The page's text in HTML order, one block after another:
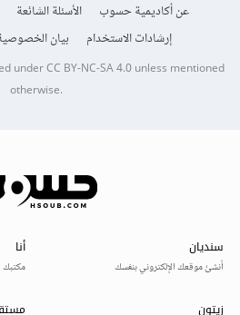
عن أكاديمية حسوب الأسئلة الشائعة
إرشادات الاستخدام
بيان الخصوصية
underCC BY-NC-SA 4.0unless mentioned
otherwise.